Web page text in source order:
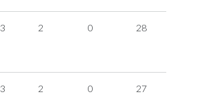
3 2 0 28
3 2 0 27